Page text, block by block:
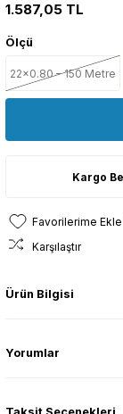
1.587,05 TL
Ölçü
22x0.80 – 150 Metre
Kargo
Karşılaştır
Ürün Bilgisi
Yorumlar
Taksit Seçenekleri